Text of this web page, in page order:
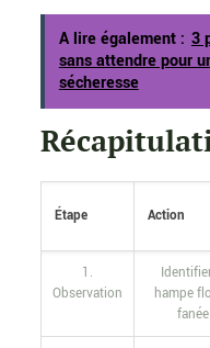
A lire également : 3
sans attendre pour
sécheresse
Étape Action
1.
Observation
hampe
fanée